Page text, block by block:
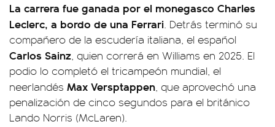
La carrera fue ganada por el monegasco Charles
Leclerc, a bordo de una Ferrari . Detrás terminó su
compañero de la escudería italiana, el español
Carlos Sainz , quien correrá en Williams en 2025. El
podio lo completó el tricampeón mundial, el
neerlandés Max Versptappen , que aprovechó una
penalización de cinco segundos para el británico
Lando Norris (McLaren).